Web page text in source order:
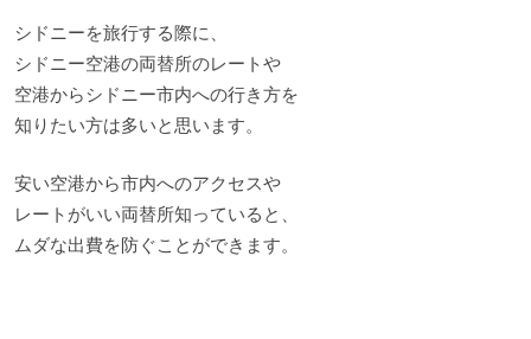
シドニーを旅行する際に、
シドニー空港の両替所のレートや
空港からシドニー市内への行き方を
知りたい方は多いと思います。
安い空港から市内へのアクセスや
レートがいい両替所知っていると、
ムダな出費を防ぐことができます。